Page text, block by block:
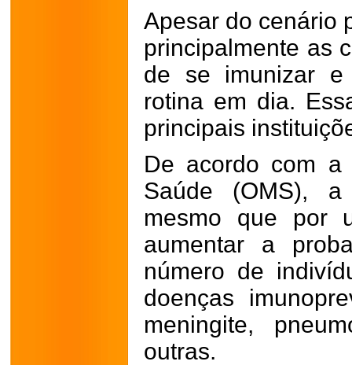
Apesar do cenário
principalmente as
de se imunizar e
rotina em dia.
principais
De acordo com a
Saúde (OMS),
mesmo que por
aumentar a
número de
doenças
meningite,
outras.